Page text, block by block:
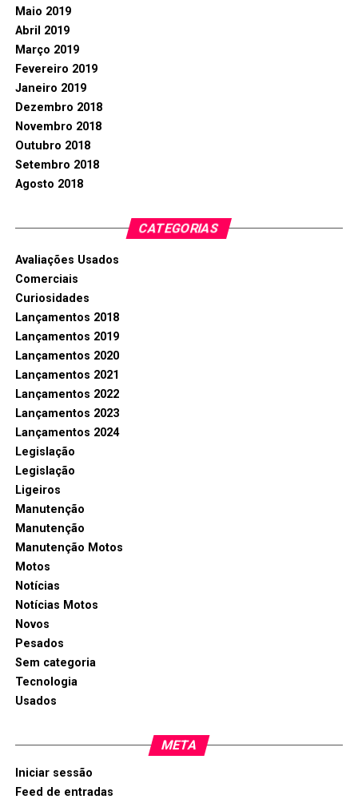
Maio 2019
Abril 2019
Março 2019
Fevereiro 2019
Janeiro 2019
Dezembro 2018
Novembro 2018
Outubro 2018
Setembro 2018
Agosto 2018
CATEGORIAS
Avaliações Usados
Comerciais
Curiosidades
Lançamentos 2018
Lançamentos 2019
Lançamentos 2020
Lançamentos 2021
Lançamentos 2022
Lançamentos 2023
Lançamentos 2024
Legislação
Legislação
Ligeiros
Manutenção
Manutenção
Manutenção Motos
Motos
Notícias
Notícias Motos
Novos
Pesados
Sem categoria
Tecnologia
Usados
META
Iniciar sessão
Feed de entradas